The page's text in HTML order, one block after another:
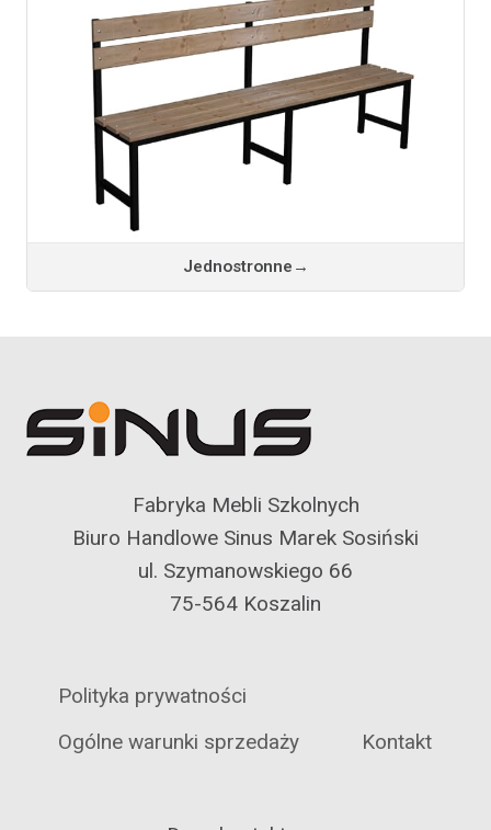
Jednostronne →
Fabryka Mebli Szkolnych
Biuro Handlowe Sinus Marek Sosiński
ul. Szymanowskiego 66
75-564 Koszalin
Polityka prywatności
Ogólne warunki sprzedaży
Kontakt